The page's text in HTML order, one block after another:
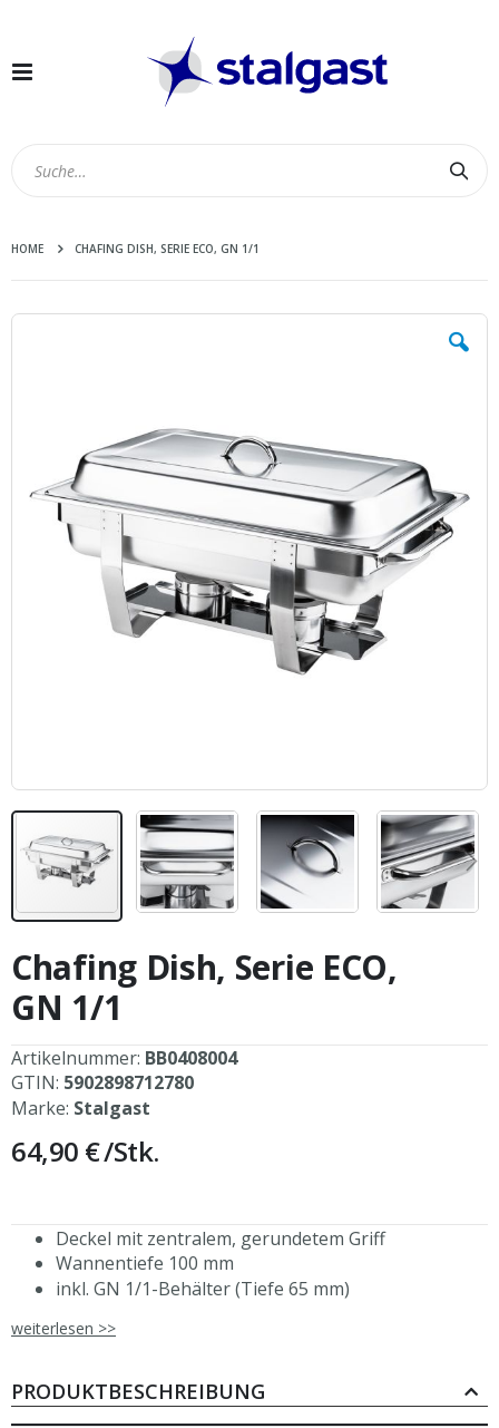
Navigation
HOME CHAFING DISH, SERIE ECO, GN 1/1
Zum
Anfang
der
Bildergalerie
springen
Chafing Dish, Serie ECO,
GN 1/1
Artikelnummer: BB0408004
GTIN: 5902898712780
Marke: Stalgast
64,90 €/Stk.
Deckel mit zentralem, gerundetem Griff
Wannentiefe 100 mm
inkl. GN 1/1-Behälter (Tiefe 65 mm)
seitliche Tragegriffe
weiterlesen >>
PRODUKTBESCHREIBUNG